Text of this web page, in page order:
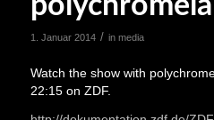
1. Januar 2014 / in media
Watch the show with
22:15 on ZDF.